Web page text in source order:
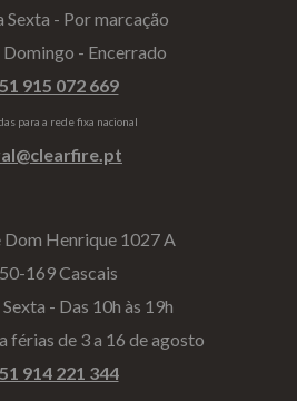
Sexta - Por marcação
Domingo - Encerrado
915 072 669
para a rede fixa nacional
Dom Henrique 1027 A
169 Cascais
- Das 10h às 19h
férias de 3 a 16 de agosto
914 221 344